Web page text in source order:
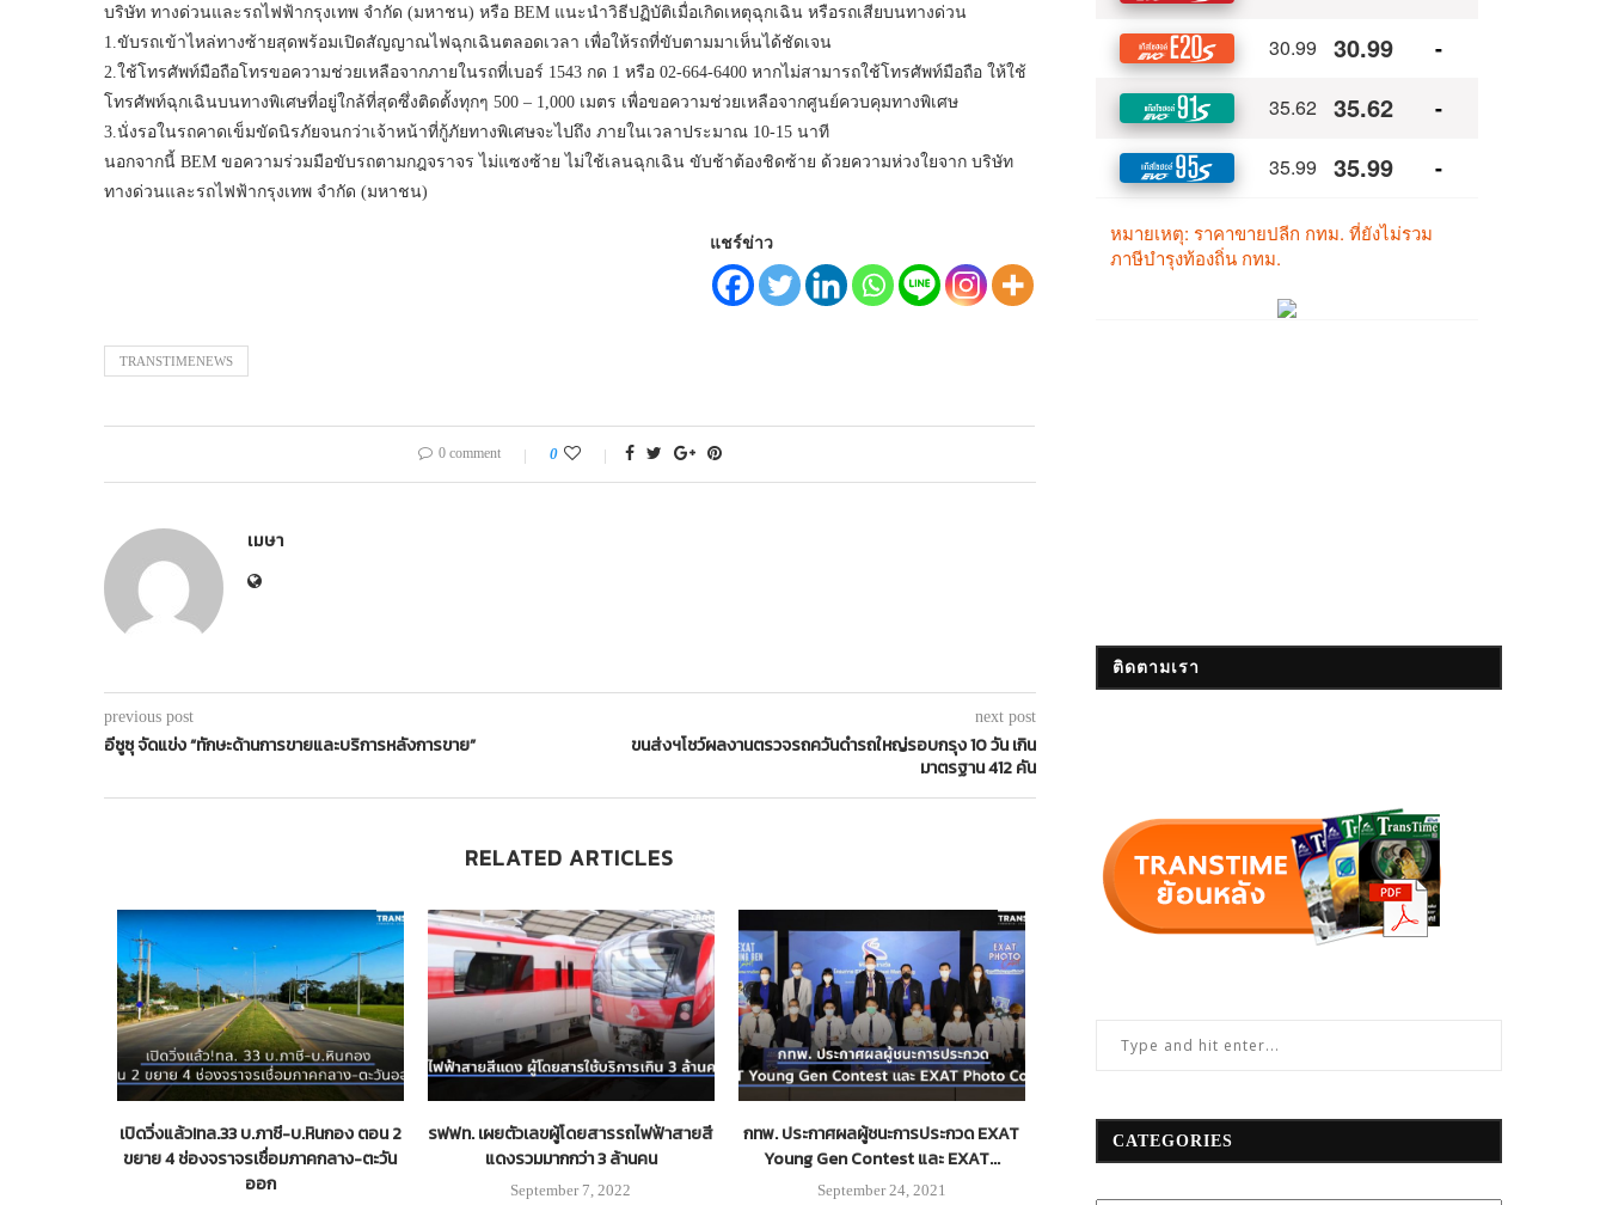
บริษัท ทางด่วนและรถไฟฟ้ากรุงเทพ จำกัด (มหาชน) หรือ BEM แนะนำวิธีปฏิบัติเมื่อเกิดเหตุฉุกเฉิน หรือรถเสียบนทางด่วน
1.ขับรถเข้าไหล่ทางซ้ายสุดพร้อมเปิดสัญญาณไฟฉุกเฉินตลอดเวลา เพื่อให้รถที่ขับตามมาเห็นได้ชัดเจน
2.ใช้โทรศัพท์มือถือโทรขอความช่วยเหลือจากภายในรถที่เบอร์ 1543 กด 1 หรือ 02-664-6400 หากไม่สามารถใช้โทรศัพท์มือถือ ให้ใช้
โทรศัพท์ฉุกเฉินบนทางพิเศษที่อยู่ใกล้ที่สุดซึ่งติดตั้งทุกๆ 500 – 1,000 เมตร เพื่อขอความช่วยเหลือจากศูนย์ควบคุมทางพิเศษ
3.นั่งรอในรถคาดเข็มขัดนิรภัยจนกว่าเจ้าหน้าที่กู้ภัยทางพิเศษจะไปถึง ภายในเวลาประมาณ 10-15 นาที
นอกจากนี้ BEM ขอความร่วมมือขับรถตามกฎจราจร ไม่แซงซ้าย ไม่ใช้เลนฉุกเฉิน ขับช้าต้องชิดซ้าย ด้วยความห่วงใยจาก บริษัท
ทางด่วนและรถไฟฟ้ากรุงเทพ จำกัด (มหาชน)
แชร์ข่าว
TRANSTIMENEWS
0 comment 0
เมษา
previous post
อีซูซุ จัดแข่ง “ทักษะด้านการขายและบริการหลังการขาย”
next post
ขนส่งฯโชว์ผลงานตรวจรถควันดำรถใหญ่รอบกรุง 10 วัน เกิน
มาตรฐาน 412 คัน
RELATED ARTICLES
เปิดวิ่งแล้ว!ทล.33 บ.ภาชี-บ.หินกอง ตอน 2
ขยาย 4 ช่องจราจรเชื่อมภาคกลาง-ตะวัน
ออก
รฟฟท. เผยตัวเลขผู้โดยสารรถไฟฟ้าสายสี
แดงรวมมากกว่า 3 ล้านคน
September 7, 2022
กทพ. ประกาศผลผู้ชนะการประกวด EXAT
Young Gen Contest และ EXAT...
September 24, 2021
“เอ็ม เอ เอ็น” (MAN) เตรียมอวดโฉม “MAN
TGS” เรือธงขนส่งไทย
เชื่อมด่วนเฉลิมมหานครเอื้อเอกชนห
ติดตามเรา
CATEGORIES